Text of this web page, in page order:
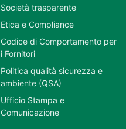
Società trasparente
Etica e Compliance
Codice di Comportamento per
i Fornitori
Politica qualità sicurezza e
ambiente (QSA)
Ufficio Stampa e
Comunicazione